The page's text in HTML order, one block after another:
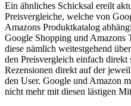
Ein ähnliches Schicksal ereilt
Preisvergleiche, welche von
Amazons Produktkatalog
Google Shopping und Amazons
diese nämlich weitestgehend
den Preisvergleich einfach
Rezensionen direkt auf der
den User. Google und Amazon
nicht mehr mit diesen lästigen